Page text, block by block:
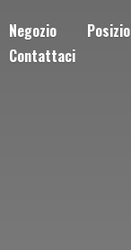
Negozio
Contattaci